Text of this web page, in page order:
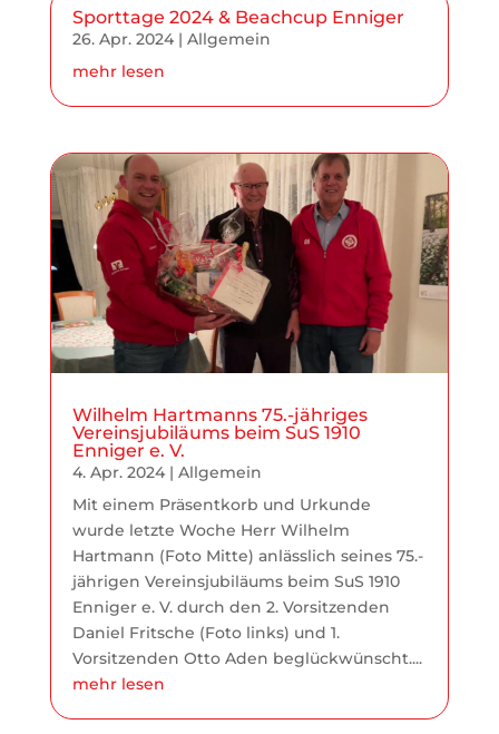
Sporttage 2024 & Beachcup Enniger
26. Apr. 2024| Allgemein
mehr lesen
Wilhelm Hartmanns 75.-jähriges
Vereinsjubiläums beim SuS 1910
Enniger e. V.
4. Apr. 2024| Allgemein
Mit einem Präsentkorb und Urkunde
wurde letzte Woche Herr Wilhelm
Hartmann (Foto Mitte) anlässlich seines 75.-
jährigen Vereinsjubiläums beim SuS 1910
Enniger e. V. durch den 2. Vorsitzenden
Daniel Fritsche (Foto links) und 1.
Vorsitzenden Otto Aden beglückwünscht....
mehr lesen